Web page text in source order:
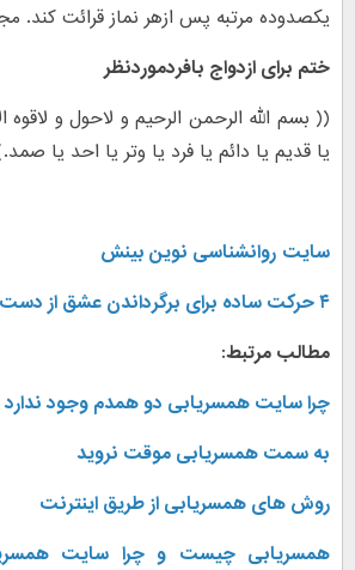
یکصدوده مرتبه پس ازهر نماز قرائت کند.
ختم برای ازدواج بافردموردنظر
(( بسم الله الرحمن الرحیم و لاحول و لاقوه
یا قدیم یا دائم یا فرد یا وتر یا احد یا
سایت روانشناسی نوین بینش
۴ حرکت ساده برای برگرداندن عشق از دست رفته
مطالب مرتبط:
چرا سایت همسریابی دو همدم وجود ندارد
به سمت همسریابی موقت نروید
روش های همسریابی از طریق اینترنت
همسریابی چیست و چرا سایت